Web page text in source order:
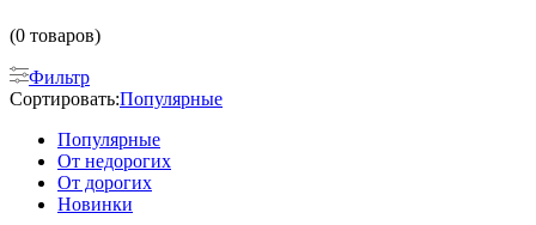
(0 товаров)
Фильтр
Сортировать:Популярные
Популярные
От недорогих
От дорогих
Новинки